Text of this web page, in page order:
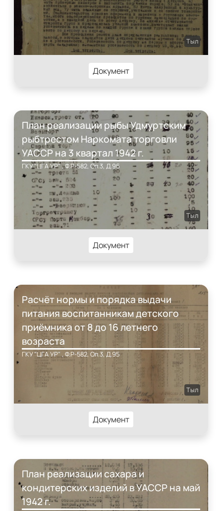
Тыл
Документ
План реализации рыбы Удмуртским
рыбтрестом Наркомата торговли
УАССР на 3 квартал 1942 г.
ГКУ "ЦГА УР" , Ф.Р-582, Оп.3, Д.96
Тыл
Документ
Расчёт нормы и порядка выдачи
питания воспитанникам детского
приёмника от 8 до 16 летнего
возраста
ГКУ "ЦГА УР" , Ф.Р-582, Оп.3, Д.95
Тыл
Документ
План реализации сахара и
кондитерских изделий в УАССР на май
1942 г.